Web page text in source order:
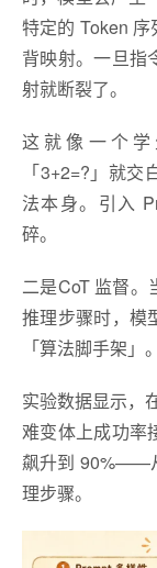
特定的 Token
背映射。一旦指
射就断裂了。
这就像一个
「3+2=?」就
法本身。引入
碎。
二是CoT 监督
推理步骤时，模
「算法脚手架」。
实验数据显示，
难变体上成功率
飙升到 90%——
理步骤。